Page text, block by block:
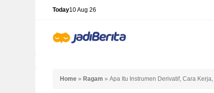
Today10 Aug 26
Home » Ragam » Apa Itu Instrumen Derivatif, Cara